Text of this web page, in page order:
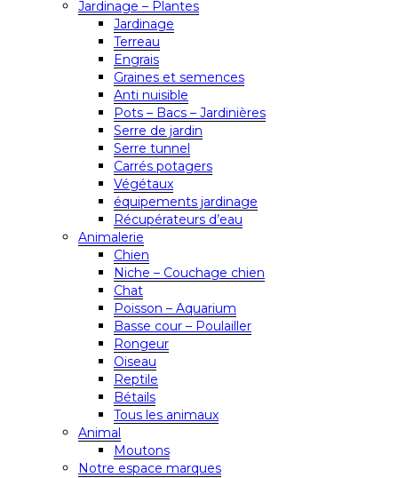
Jardinage – Plantes
Jardinage
Terreau
Engrais
Graines et semences
Anti nuisible
Pots – Bacs – Jardinières
Serre de jardin
Serre tunnel
Carrés potagers
Végétaux
équipements jardinage
Récupérateurs d’eau
Animalerie
Chien
Niche – Couchage chien
Chat
Poisson – Aquarium
Basse cour – Poulailler
Rongeur
Oiseau
Reptile
Bétails
Tous les animaux
Animal
Moutons
Notre espace marques